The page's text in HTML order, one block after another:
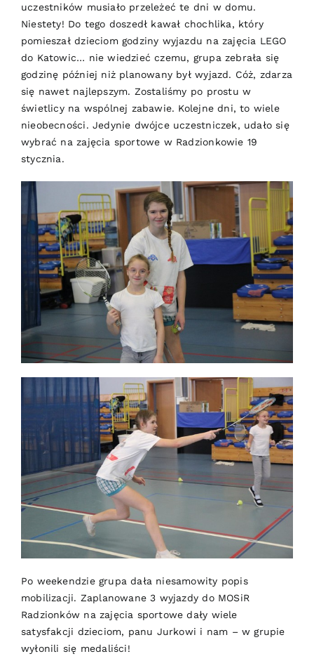
uczestników musiało przeleżeć te dni w domu.
Niestety! Do tego doszedł kawał chochlika, który
pomieszał dzieciom godziny wyjazdu na zajęcia LEGO
do Katowic… nie wiedzieć czemu, grupa zebrała się
godzinę później niż planowany był wyjazd. Cóż, zdarza
się nawet najlepszym. Zostaliśmy po prostu w
świetlicy na wspólnej zabawie. Kolejne dni, to wiele
nieobecności. Jedynie dwójce uczestniczek, udało się
wybrać na zajęcia sportowe w Radzionkowie 19
stycznia.
Po weekendzie grupa dała niesamowity popis
mobilizacji. Zaplanowane 3 wyjazdy do MOSiR
Radzionków na zajęcia sportowe dały wiele
satysfakcji dzieciom, panu Jurkowi i nam – w grupie
wyłonili się medaliści!